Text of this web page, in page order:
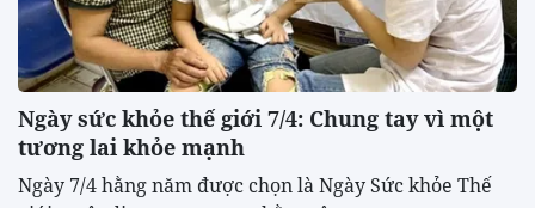
Ngày sức khỏe thế giới 7/4: Chung tay vì một
tương lai khỏe mạnh
Ngày 7/4 hằng năm được chọn là Ngày Sức khỏe Thế